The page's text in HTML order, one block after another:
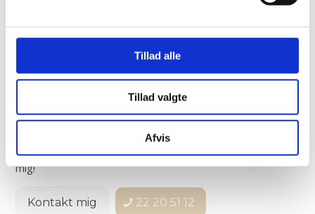
Tillad alle
Tillad valgte
Afvis
Der afregnes efter hver session.
Afbud
udeblivelse eller for sent afbud betales fuld pris.
Hvis du har spørgsmål, så skriver eller ringer du bare til
mig!
Kontakt mig 22 20 51 12